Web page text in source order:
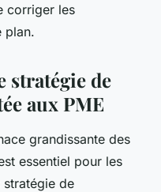
corriger les
plan.
stratégie de
aux PME
grandissante des
essentiel pour les
stratégie de